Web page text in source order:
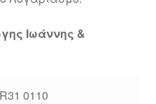
Ιωάννης &
0110